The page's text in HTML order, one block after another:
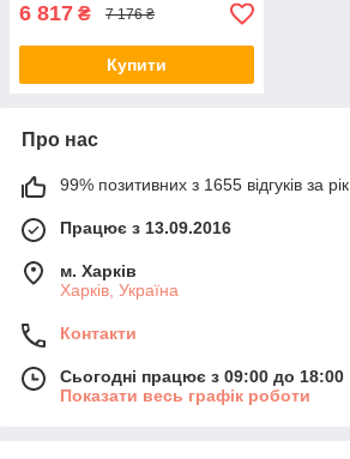
6 817 ₴ 7 176 ₴
Купити
Про нас
99% позитивних з 1655 відгуків за рік
Працює з 13.09.2016
м. Харків
Харків, Україна
Контакти
Сьогодні працює з 09:00 до 18:00
Показати весь графік роботи